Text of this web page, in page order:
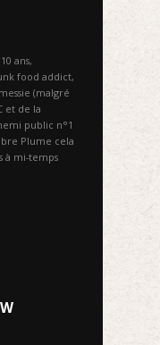
ans,
food addict,
(malgré
et de la
public n°1
Plume cela
à mi-temps